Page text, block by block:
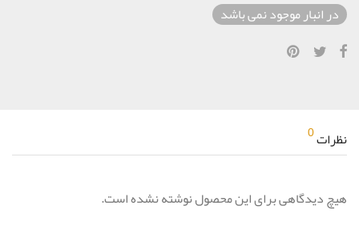
در انبار موجود نمی باشد
نظرات0
هیچ دیدگاهی برای این محصول نوشته نشده است.